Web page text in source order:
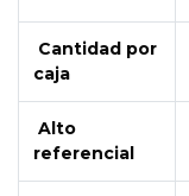
Cantidad por
caja
Alto
referencial